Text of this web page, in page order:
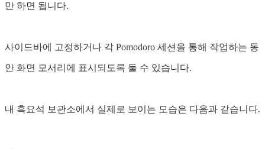
만 하면 됩니다.
사이드바에 고정하거나 각 Pomodoro 세션을 통해 작업하는 동
안 화면 모서리에 표시되도록 둘 수 있습니다.
내 흑요석 보관소에서 실제로 보이는 모습은 다음과 같습니다.